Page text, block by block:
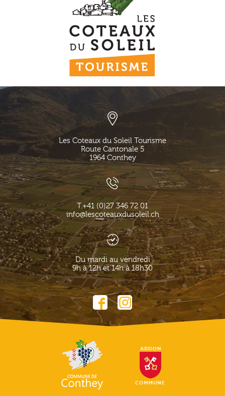
Les Coteaux du Soleil Tourisme
Route Cantonale 5
1964 Conthey
T.+41 (0)27 346 72 01
info@lescoteauxdusoleil.ch
Du mardi au vendredi
9h à 12h et 14h à 18h30